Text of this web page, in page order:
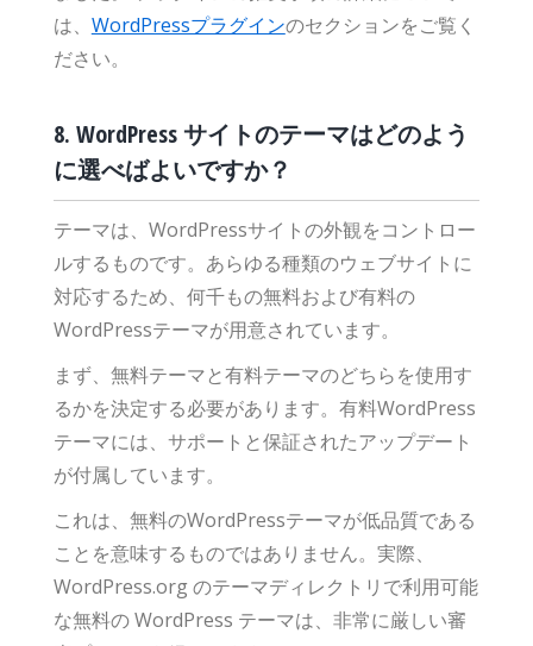
は、 WordPressプラグインのセクションをご覧く
ださい。
8. WordPress サイトのテーマはどのよう
に選べばよいですか？
テーマは、WordPressサイトの外観をコントロー
ルするものです。あらゆる種類のウェブサイトに
対応するため、何千もの無料および有料の
WordPressテーマが用意されています。
まず、無料テーマと有料テーマのどちらを使用す
るかを決定する必要があります。有料WordPress
テーマには、サポートと保証されたアップデート
が付属しています。
これは、無料のWordPressテーマが低品質である
ことを意味するものではありません。実際、
WordPress.org のテーマディレクトリで利用可能
な無料の WordPress テーマは、非常に厳しい審